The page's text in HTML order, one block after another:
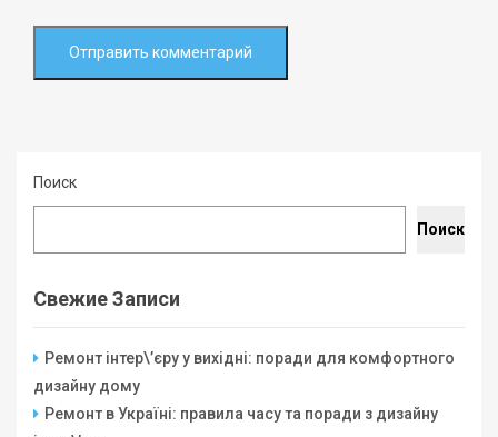
Поиск
Поиск
Свежие Записи
Ремонт інтер\’єру у вихідні: поради для комфортного
дизайну дому
Ремонт в Україні: правила часу та поради з дизайну